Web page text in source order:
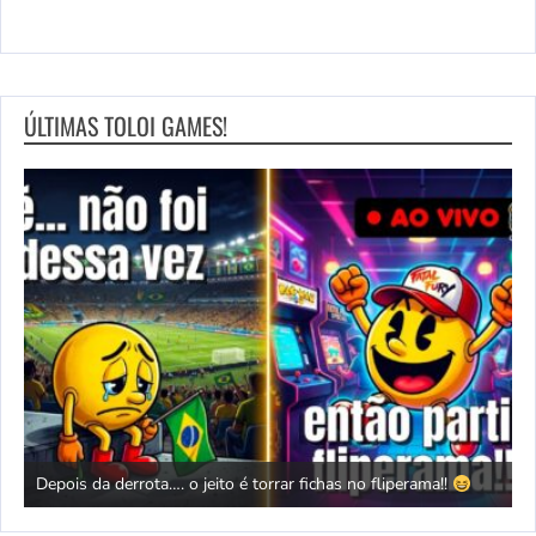
ÚLTIMAS TOLOI GAMES!
derrota…. o jeito é torrar fichas no fliperama!! Tengai |